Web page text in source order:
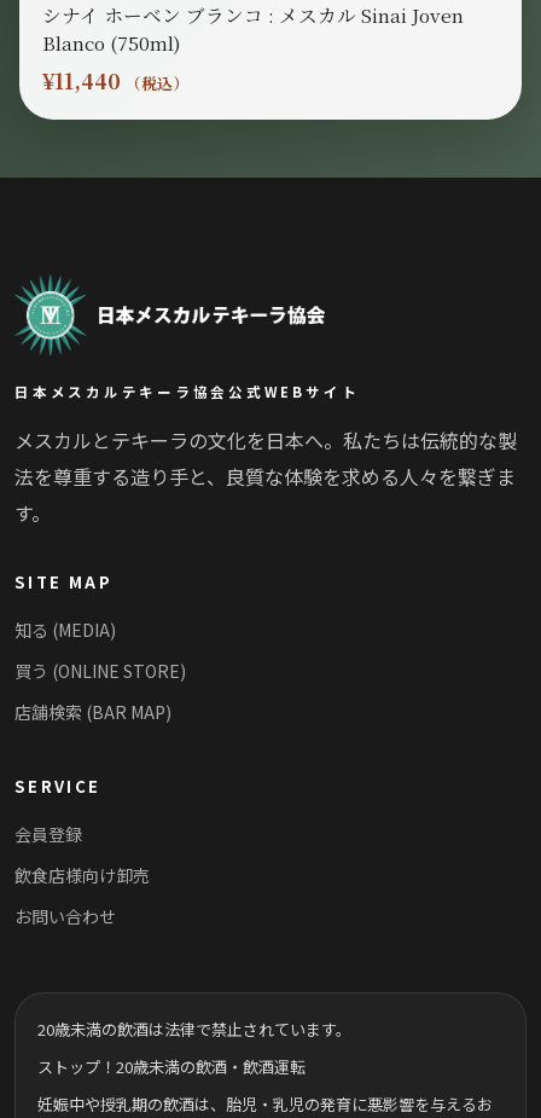
シナイ ホーベン ブランコ : メスカル Sinai Joven
Blanco (750ml)
¥11,440 （税込）
日本メスカルテキーラ協会公式WEBサイト
メスカルとテキーラの文化を日本へ。私たちは伝統的な製
法を尊重する造り手と、良質な体験を求める人々を繋ぎま
す。
SITE MAP
知る (MEDIA)
買う (ONLINE STORE)
店舗検索 (BAR MAP)
SERVICE
会員登録
飲食店様向け卸売
お問い合わせ
20歳未満の飲酒は法律で禁止されています。
ストップ！20歳未満の飲酒・飲酒運転
妊娠中や授乳期の飲酒は、胎児・乳児の発育に悪影響を与えるお